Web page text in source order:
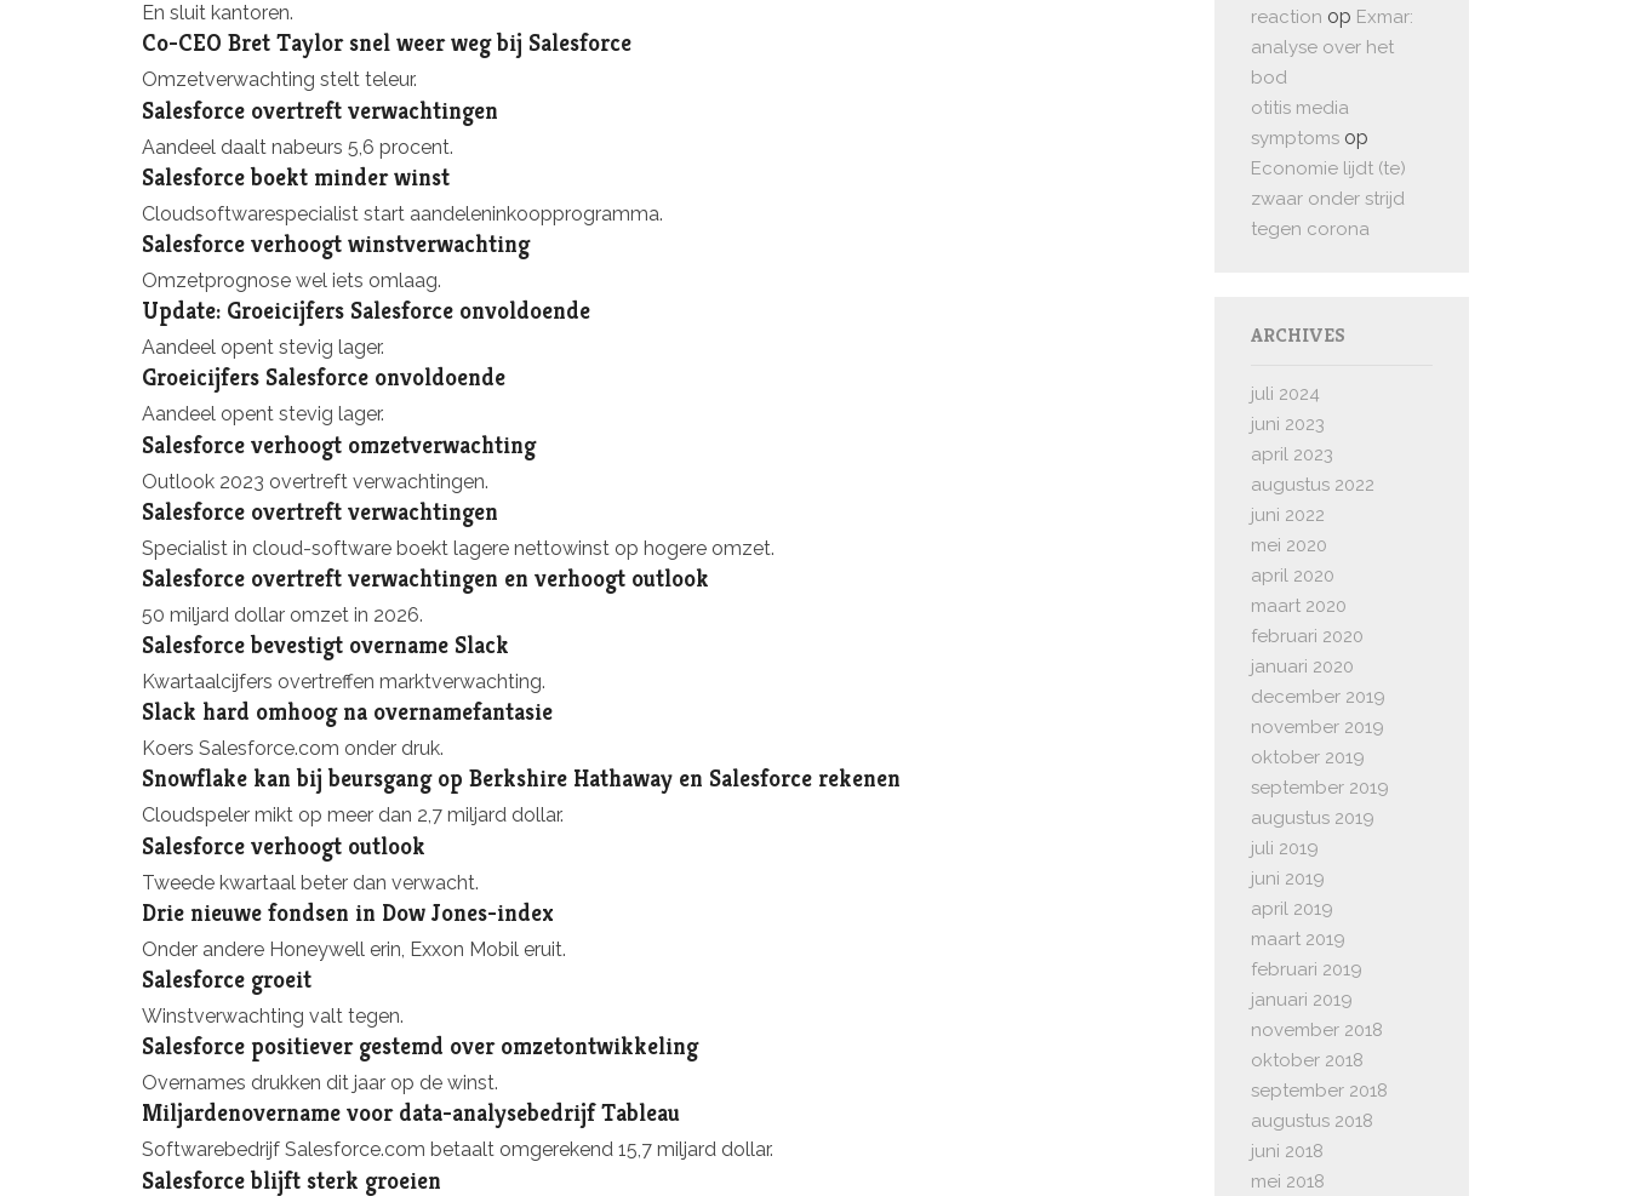
En sluit kantoren.
Co-CEO Bret Taylor snel weer weg bij Salesforce
Omzetverwachting stelt teleur.
Salesforce overtreft verwachtingen
Aandeel daalt nabeurs 5,6 procent.
Salesforce boekt minder winst
Cloudsoftwarespecialist start aandeleninkoopprogramma.
Salesforce verhoogt winstverwachting
Omzetprognose wel iets omlaag.
Update: Groeicijfers Salesforce onvoldoende
Aandeel opent stevig lager.
Groeicijfers Salesforce onvoldoende
Aandeel opent stevig lager.
Salesforce verhoogt omzetverwachting
Outlook 2023 overtreft verwachtingen.
Salesforce overtreft verwachtingen
Specialist in cloud-software boekt lagere nettowinst op hogere omzet.
Salesforce overtreft verwachtingen en verhoogt outlook
50 miljard dollar omzet in 2026.
Salesforce bevestigt overname Slack
Kwartaalcijfers overtreffen marktverwachting.
Slack hard omhoog na overnamefantasie
Koers Salesforce.com onder druk.
Snowflake kan bij beursgang op Berkshire Hathaway en Salesforce rekenen
Cloudspeler mikt op meer dan 2,7 miljard dollar.
Salesforce verhoogt outlook
Tweede kwartaal beter dan verwacht.
Drie nieuwe fondsen in Dow Jones-index
Onder andere Honeywell erin, Exxon Mobil eruit.
Salesforce groeit
Winstverwachting valt tegen.
Salesforce positiever gestemd over omzetontwikkeling
Overnames drukken dit jaar op de winst.
Miljardenovername voor data-analysebedrijf Tableau
Softwarebedrijf Salesforce.com betaalt omgerekend 15,7 miljard dollar.
Salesforce blijft sterk groeien
reaction op Exmar:
analyse over het
bod
otitis media
symptoms op
Economie lijdt (te)
zwaar onder strijd
tegen corona
ARCHIVES
juli 2024
juni 2023
april 2023
augustus 2022
juni 2022
mei 2020
april 2020
maart 2020
februari 2020
januari 2020
december 2019
november 2019
oktober 2019
september 2019
augustus 2019
juli 2019
juni 2019
april 2019
maart 2019
februari 2019
januari 2019
november 2018
oktober 2018
september 2018
augustus 2018
juni 2018
mei 2018